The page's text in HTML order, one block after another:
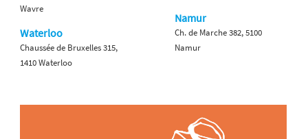
Wavre
Waterloo
Chaussée de Bruxelles 315,
1410 Waterloo
Namur
Ch. de Marche 382, 5100
Namur